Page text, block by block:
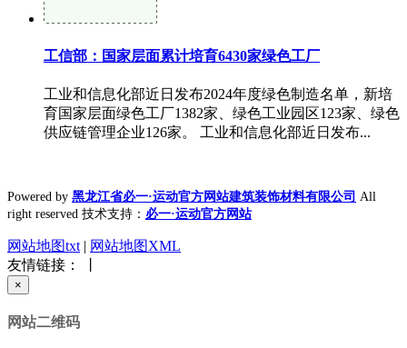
工信部：国家层面累计培育6430家绿色工厂
工业和信息化部近日发布2024年度绿色制造名单，新培
育国家层面绿色工厂1382家、绿色工业园区123家、绿色
供应链管理企业126家。 工业和信息化部近日发布...
Powered by 黑龙江省必一·运动官方网站建筑装饰材料有限公司 All
right reserved 技术支持： 必一·运动官方网站
网站地图txt | 网站地图XML
友情链接： 丨
×
网站二维码